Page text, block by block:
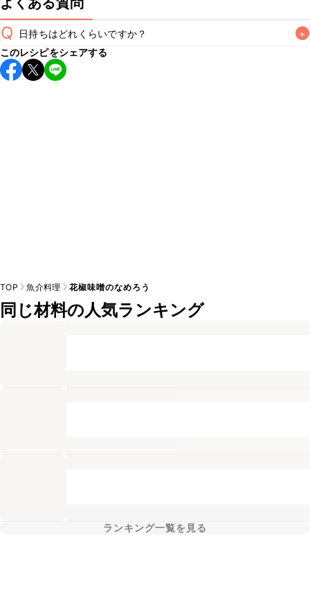
Q 日持ちはどれくらいですか？ +
保存期間は冷蔵で当日中が目安です。なるべくお早めにお召
し上がりください。
このレシピをシェアする
TOP 魚介料理 花椒味噌のなめろう
同じ材料の人気ランキング
ランキング一覧を見る